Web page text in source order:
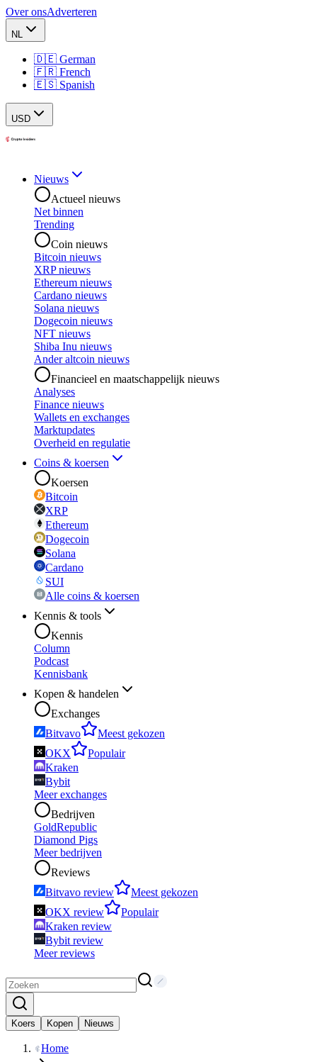
Over onsAdverteren
NL
🇩🇪 German
🇫🇷 French
🇪🇸 Spanish
USD
Nieuws
Actueel nieuws
Net binnen
Trending
Coin nieuws
Bitcoin nieuws
XRP nieuws
Ethereum nieuws
Cardano nieuws
Solana nieuws
Dogecoin nieuws
NFT nieuws
Shiba Inu nieuws
Ander altcoin nieuws
Financieel en maatschappelijk nieuws
Analyses
Finance nieuws
Wallets en exchanges
Marktupdates
Overheid en regulatie
Coins & koersen
Koersen
Bitcoin
XRP
Ethereum
Dogecoin
Solana
Cardano
SUI
Alle coins & koersen
Kennis & tools
Kennis
Column
Podcast
Kennisbank
Kopen & handelen
Exchanges
Bitvavo
Meest gekozen
OKX
Populair
Kraken
Bybit
Meer exchanges
Bedrijven
GoldRepublic
Diamond Pigs
Meer bedrijven
Reviews
Bitvavo review
Meest gekozen
OKX review
Populair
Kraken review
Bybit review
Meer reviews
Koers Kopen Nieuws
Home